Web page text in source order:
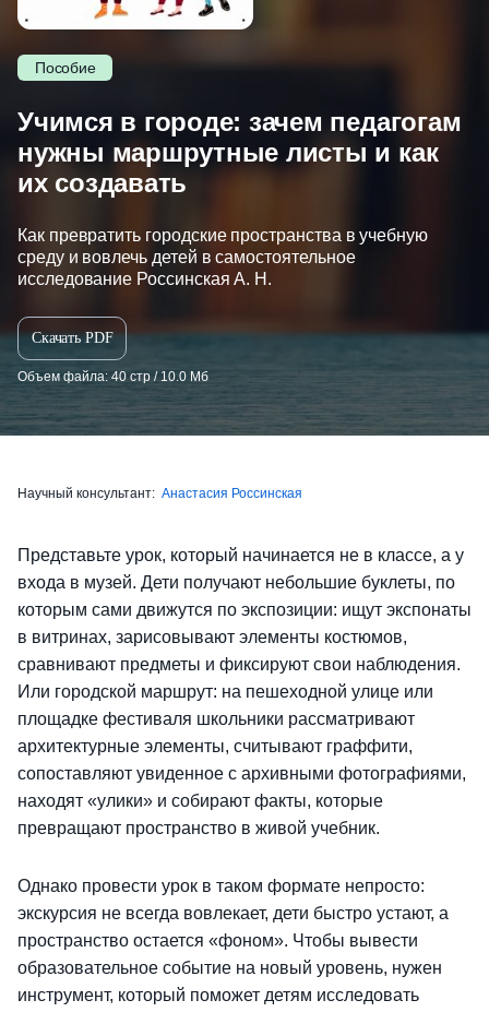
Пособие
Учимся в городе: зачем педагогам
нужны маршрутные листы и как
их создавать
Как превратить городские пространства в учебную
среду и вовлечь детей в самостоятельное
исследование Россинская А. Н.
Скачать PDF
Объем файла: 40 стр / 10.0 Мб
Научный консультант: Анастасия Россинская
Представьте урок, который начинается не в классе, а у
входа в музей. Дети получают небольшие буклеты, по
которым сами движутся по экспозиции: ищут экспонаты
в витринах, зарисовывают элементы костюмов,
сравнивают предметы и фиксируют свои наблюдения.
Или городской маршрут: на пешеходной улице или
площадке фестиваля школьники рассматривают
архитектурные элементы, считывают граффити,
сопоставляют увиденное с архивными фотографиями,
находят «улики» и собирают факты, которые
превращают пространство в живой учебник.
Однако провести урок в таком формате непросто:
экскурсия не всегда вовлекает, дети быстро устают, а
пространство остается «фоном». Чтобы вывести
образовательное событие на новый уровень, нужен
инструмент, который поможет детям исследовать